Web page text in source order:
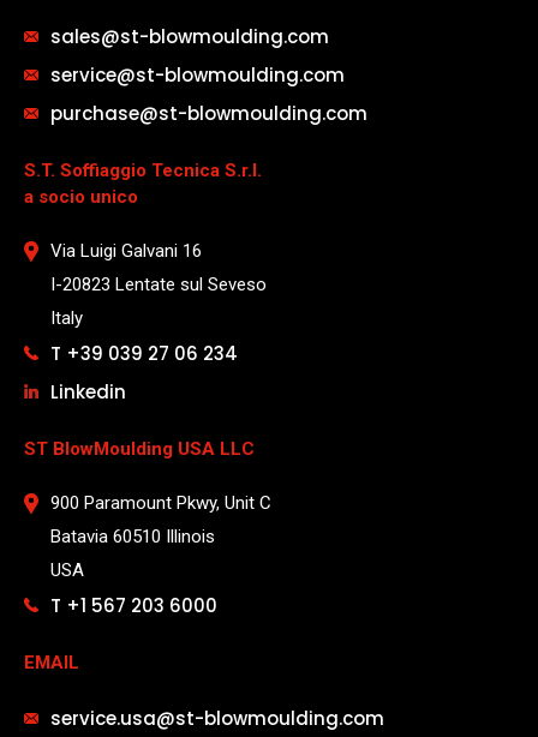
sales@st-blowmoulding.com
service@st-blowmoulding.com
purchase@st-blowmoulding.com
S.T. Soffiaggio Tecnica S.r.l.
a socio unico
Via Luigi Galvani 16
I-20823 Lentate sul Seveso
Italy
T +39 039 27 06 234
Linkedin
ST BlowMoulding USA LLC
900 Paramount Pkwy, Unit C
Batavia 60510 Illinois
USA
T +1 567 203 6000
EMAIL
service.usa@st-blowmoulding.com